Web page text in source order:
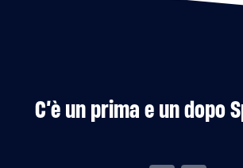
C’è un prima e un dopo